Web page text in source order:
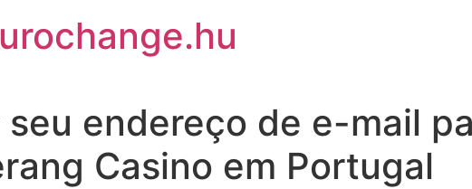
endereço de e-mail
Casino em Portugal